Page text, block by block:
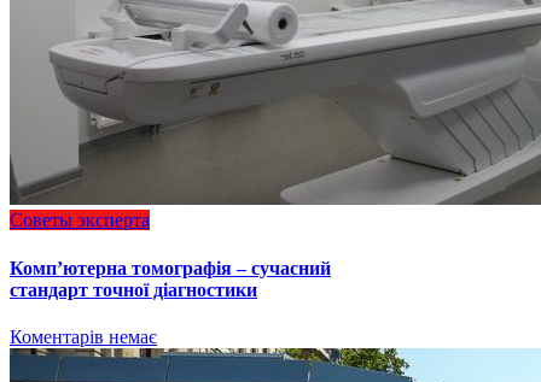
Советы эксперта
Комп’ютерна томографія – сучасний
стандарт точної діагностики
Коментарів немає